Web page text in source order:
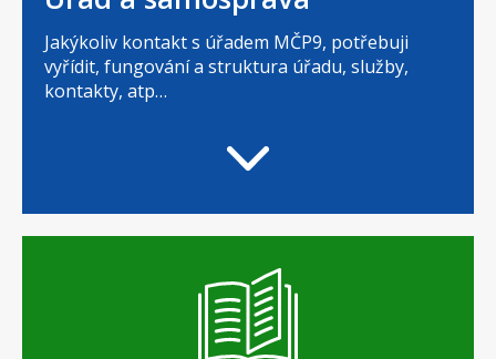
Jakýkoliv kontakt s úřadem MČP9, potřebuji
vyřídit, fungování a struktura úřadu, služby,
kontakty, atp…